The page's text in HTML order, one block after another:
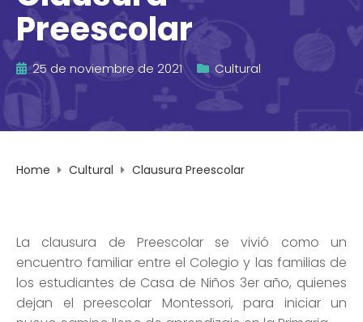
Preescolar
25 de noviembre de 2021 Cultural
Home Cultural Clausura Preescolar
La clausura de Preescolar se vivió como un
encuentro familiar entre el Colegio y las familias de
los estudiantes de Casa de Niños 3er año, quienes
dejan el preescolar Montessori, para iniciar un